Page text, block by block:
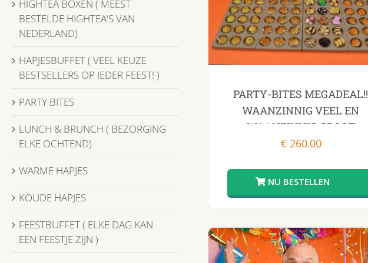
PARTY-BITES MEGADEAL!!
WAANZINNIG VEEL EN
WAANZINNIG GROOT
€ 260.00
HIGHTEA BOXEN ( MEEST
BESTELDE HIGHTEA'S VAN
NEDERLAND)
HAPJESBUFFET ( VEEL KEUZE
BESTSELLERS OP IEDER FEEST! )
PARTY BITES
LUNCH & BRUNCH ( BEZORGING
ELKE OCHTEND)
WARME HAPJES
KOUDE HAPJES
FEESTBUFFET ( ELKE DAG KAN
EEN FEESTJE ZIJN )